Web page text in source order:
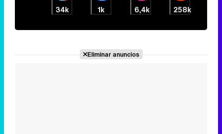
34k 1k 6,4k 258k
Eliminar anuncios